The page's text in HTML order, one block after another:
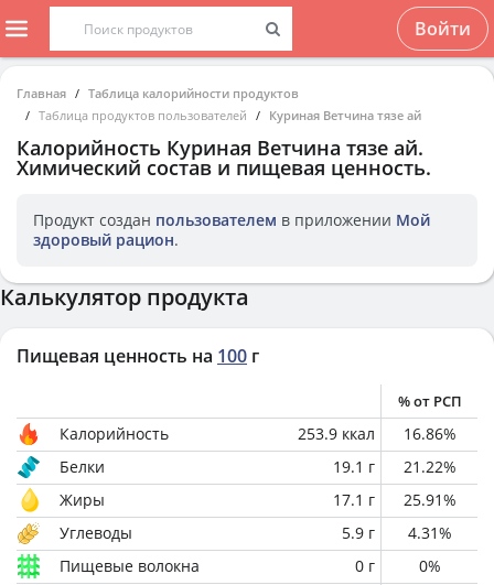
Войти
Главная
Таблица калорийности продуктов
Таблица продуктов пользователей
Куриная Ветчина тязе ай
Калорийность Куриная Ветчина тязе ай.
Химический состав и пищевая ценность.
Продукт создан пользователем в приложении Мой
здоровый рацион.
Калькулятор продукта
Пищевая ценность на 100 г
% от РСП
Калорийность 253.9 ккал 16.86%
Белки
19.1 г 21.22%
Жиры
17.1 г 25.91%
Углеводы
5.9 г 4.31%
Пищевые волокна
0 г 0%